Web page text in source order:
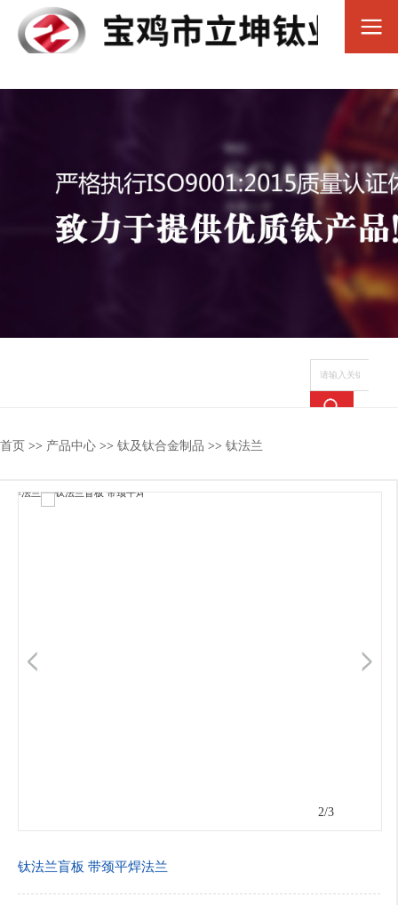
热搜关键词： TC4钛合金 钛合金棒 钛合金管 钛法兰
首页 >> 产品中心 >> 钛及钛合金制品 >> 钛法兰
2/3
钛法兰盲板 带颈平焊法兰